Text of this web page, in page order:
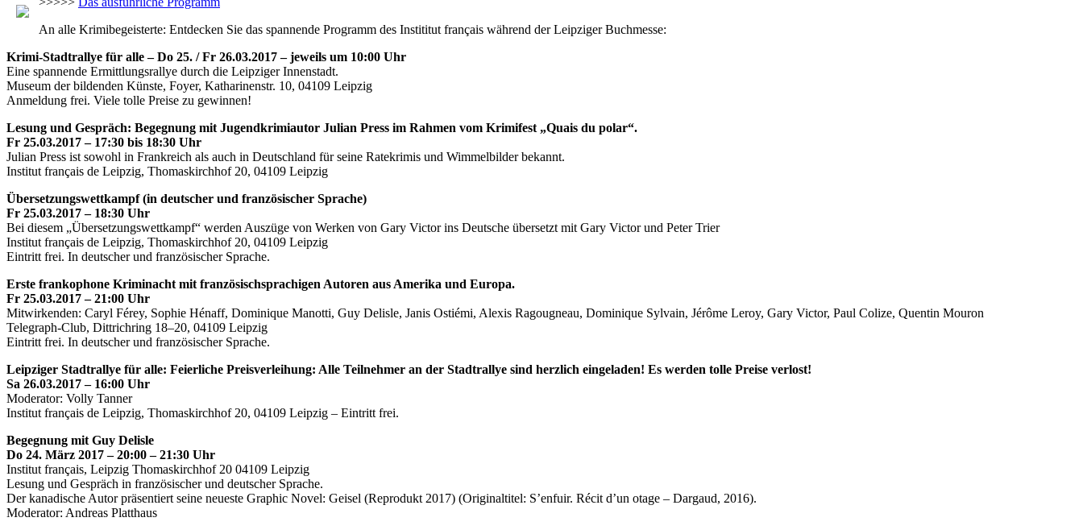
An alle Krimibegeisterte: Entdecken Sie das spannende Programm des Instititut français während der Leipziger Buchmesse:
Krimi-Stadtrallye für alle – Do 25. / Fr 26.03.2017 – jeweils um 10:00 Uhr
Eine spannende Ermittlungsrallye durch die Leipziger Innenstadt.
Museum der bildenden Künste, Foyer, Katharinenstr. 10, 04109 Leipzig
Anmeldung frei. Viele tolle Preise zu gewinnen!
Lesung und Gespräch: Begegnung mit Jugendkrimiautor Julian Press im Rahmen vom Krimifest „Quais du polar“.
Fr 25.03.2017 – 17:30 bis 18:30 Uhr
Julian Press ist sowohl in Frankreich als auch in Deutschland für seine Ratekrimis und Wimmelbilder bekannt.
Institut français de Leipzig, Thomaskirchhof 20, 04109 Leipzig
Übersetzungswettkampf (in deutscher und französischer Sprache)
Fr 25.03.2017 – 18:30 Uhr
Bei diesem „Übersetzungswettkampf“ werden Auszüge von Werken von Gary Victor ins Deutsche übersetzt mit Gary Victor und Peter Trier
Institut français de Leipzig, Thomaskirchhof 20, 04109 Leipzig
Eintritt frei. In deutscher und französischer Sprache.
Erste frankophone Kriminacht mit französischsprachigen Autoren aus Amerika und Europa.
Fr 25.03.2017 – 21:00 Uhr
Mitwirkenden: Caryl Férey, Sophie Hénaff, Dominique Manotti, Guy Delisle, Janis Ostiémi, Alexis Ragougneau, Dominique Sylvain, Jérôme Leroy, Gary Victor, Paul Colize, Quentin Mouron
Telegraph-Club, Dittrichring 18–20, 04109 Leipzig
Eintritt frei. In deutscher und französischer Sprache.
Leipziger Stadtrallye für alle: Feierliche Preisverleihung: Alle Teilnehmer an der Stadtrallye sind herzlich eingeladen! Es werden tolle Preise verlost!
Sa 26.03.2017 – 16:00 Uhr
Moderator: Volly Tanner
Institut français de Leipzig, Thomaskirchhof 20, 04109 Leipzig – Eintritt frei.
Begegnung mit Guy Delisle
Do 24. März 2017 – 20:00 – 21:30 Uhr
Institut français, Leipzig Thomaskirchhof 20 04109 Leipzig
Lesung und Gespräch in französischer und deutscher Sprache.
Der kanadische Autor präsentiert seine neueste Graphic Novel: Geisel (Reprodukt 2017) (Originaltitel: S’enfuir. Récit d’un otage – Dargaud, 2016).
Moderator: Andreas Platthaus